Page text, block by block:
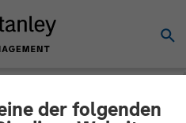
der folgenden